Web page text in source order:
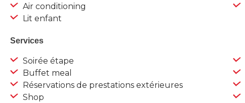
Air conditioning
Lit enfant
Services
Soirée étape
Buffet meal
Réservations de prestations extérieures
Shop